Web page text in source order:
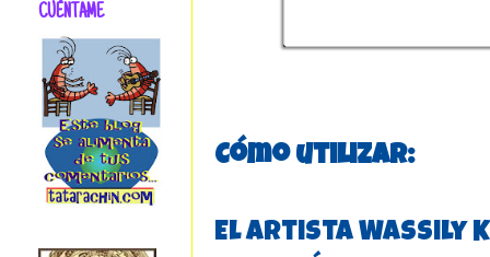
Cómo utilizar:
El artista Wassily
CUÉNTAME